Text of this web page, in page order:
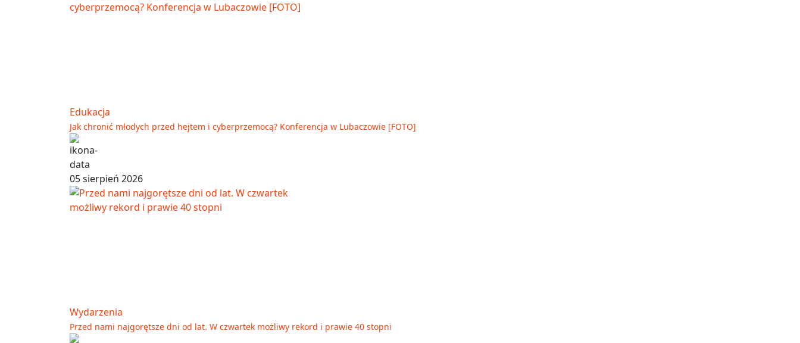
Edukacja
Jak chronić młodych przed hejtem i cyberprzemocą? Konferencja w Lubaczowie [FOTO]
05 sierpień 2026
Wydarzenia
Przed nami najgorętsze dni od lat. W czwartek możliwy rekord i prawie 40 stopni